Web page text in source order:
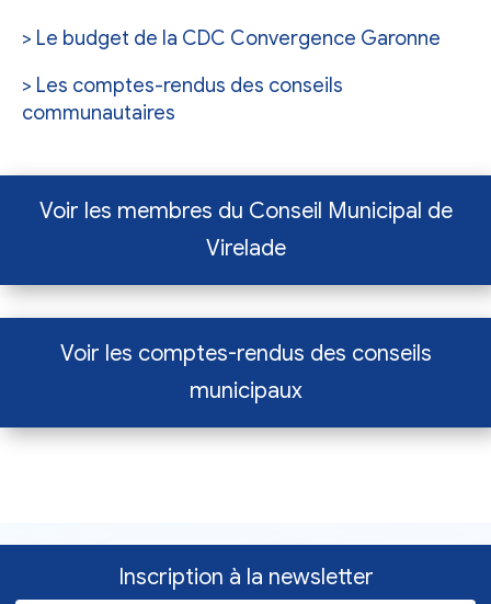
> Le budget de la CDC Convergence Garonne
> Les comptes-rendus des conseils
communautaires
Voir les membres du Conseil Municipal de
Virelade
Voir les comptes-rendus des conseils
municipaux
Inscription à la newsletter